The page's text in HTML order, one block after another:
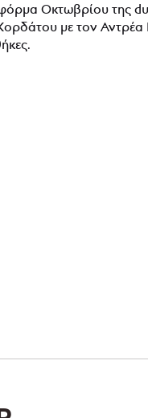
Οκτωβρίου της
με τον